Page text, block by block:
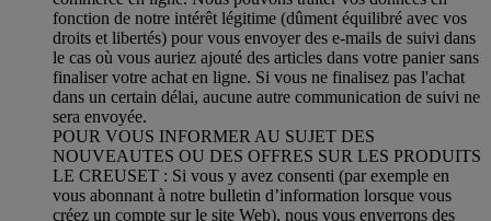
fonction de notre intérêt légitime (dûment équilibré avec vos
droits et libertés) pour vous envoyer des e-mails de suivi dans
le cas où vous auriez ajouté des articles dans votre panier sans
finaliser votre achat en ligne. Si vous ne finalisez pas l'achat
dans un certain délai, aucune autre communication de suivi ne
sera envoyée.
POUR VOUS INFORMER AU SUJET DES
NOUVEAUTES OU DES OFFRES SUR LES PRODUITS
LE CREUSET : Si vous y avez consenti (par exemple en
vous abonnant à notre bulletin d’information lorsque vous
créez un compte sur le site Web), nous vous enverrons des